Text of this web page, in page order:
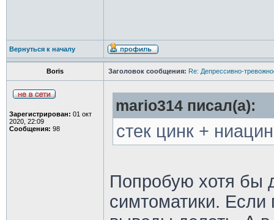
Вернуться к началу
Boris Заголовок сообщения: Re: Депрессивно-
Зарегистрирован: 01 окт
2020, 22:09
Сообщения: 98
mario314 писал(а):
стек цинк + ниацин
Попробую хотя бы
симтоматики. Если